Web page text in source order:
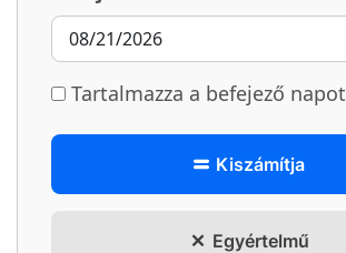
Tartalmazza a befejező napot
Kiszámítja
Egyértelmű